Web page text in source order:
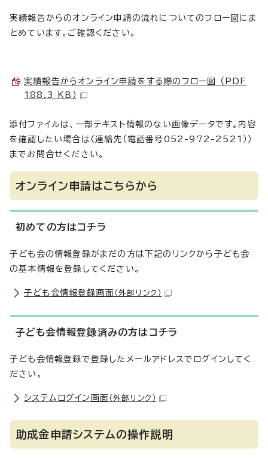
実績報告からのオンライン申請の流れについてのフロー図にま
とめています。ご確認ください。
実績報告からオンライン申請をする際のフロー図 （PDF
188.3 KB）
添付ファイルは、一部テキスト情報のない画像データです。内容
を確認したい場合は〈連絡先（電話番号052-972-2521）〉
までお問合せください。
オンライン申請はこちらから
初めての方はコチラ
子ども会の情報登録がまだの方は下記のリンクから子ども会
の基本情報を登録してください。
子ども会情報登録画面 （外部リンク）
子ども会情報登録済みの方はコチラ
子ども会情報登録で登録したメールアドレスでログインしてく
ださい。
システムログイン画面 （外部リンク）
助成金申請システムの操作説明